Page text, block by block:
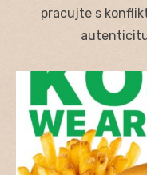
pracujte s